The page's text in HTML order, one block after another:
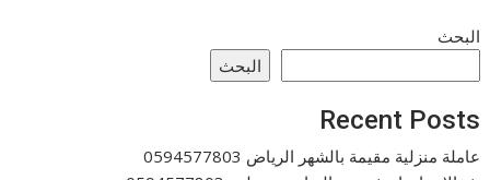
البحث
البحث
Recent Posts
عاملة منزلية مقيمة بالشهر الرياض 0594577803